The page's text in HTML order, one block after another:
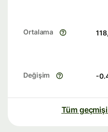
Ortalama
Değişim -
Tüm